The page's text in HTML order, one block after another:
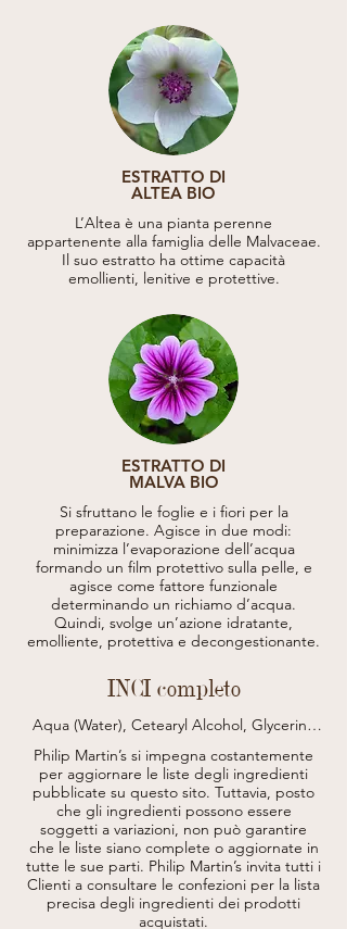
ESTRATTO DI
ALTEA BIO
L’Altea è una pianta perenne
appartenente alla famiglia delle Malvaceae.
Il suo estratto ha ottime capacità
emollienti, lenitive e protettive.
ESTRATTO DI
MALVA BIO
Si sfruttano le foglie e i fiori per la
preparazione. Agisce in due modi:
minimizza l’evaporazione dell’acqua
formando un film protettivo sulla pelle, e
agisce come fattore funzionale
determinando un richiamo d’acqua.
Quindi, svolge un’azione idratante,
emolliente, protettiva e decongestionante.
INCI completo
Aqua (Water), Cetearyl Alcohol, Glycerin,
(Sesamum Indicum (Sesame) Seed Oil),
Myristyl Alcohol, Achillea Millefolium
Extract*, Equisetum Arvense Extract*,
Hydrolyzed Rice Protein, Aloe Barbadensis
Leaf Juice Powder, Rosmarinus Officinalis
Extract (Rosmarinus Officinalis (Rosemary)
Extract), Linum Usitatissimum Seed Oil,
Polyquaternium-37, Canola Oil, Parfum
(Fragrance), Cetrimonium Chloride, Citric
Acid, Sodium Benzoate, Phenoxyethanol,
Philip Martin’s si impegna costantemente
per aggiornare le liste degli ingredienti
pubblicate su questo sito. Tuttavia, posto
che gli ingredienti possono essere
soggetti a variazioni, non può garantire
che le liste siano complete o aggiornate in
tutte le sue parti. Philip Martin’s invita tutti i
Clienti a consultare le confezioni per la lista
precisa degli ingredienti dei prodotti
acquistati.